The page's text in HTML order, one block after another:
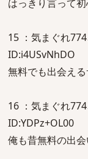
はっきり言って
15 ：気まぐれ
ID:i4USvNhDO
無料でも出会え
16 ：気まぐれ
ID:YDPz+OL00
俺も昔無料の出